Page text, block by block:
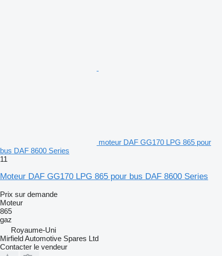
moteur DAF GG170 LPG 865 pour
bus DAF 8600 Series
11
Moteur DAF GG170 LPG 865 pour bus DAF 8600 Series
Prix sur demande
Moteur
865
gaz
Royaume-Uni
Mirfield Automotive Spares Ltd
Contacter le vendeur